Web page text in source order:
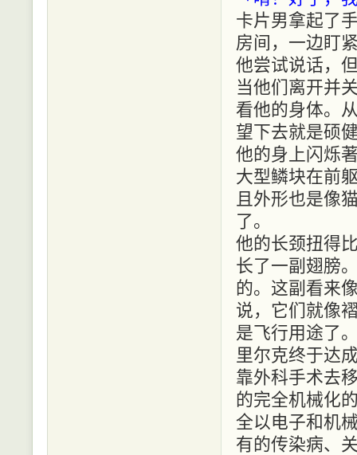
卡片男拿起了
房间，一边盯
他尝试说话，
当他们离开并
看他的身体。
望下去就是硕
他的身上闪烁
大型鳞块在前
且外形也是像
了。
他的长颈扭得
长了一副翅膀
的。这副看来
说，它们就像
是飞行用途了
里尔克终于达
靠外科手术去
的完全机械化
全以电子和机
有的传染病、